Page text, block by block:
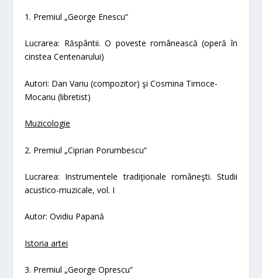
1. Premiul „George Enescu“
Lucrarea: Răspântii. O poveste românească (operă în
cinstea Centenarului)
Autori: Dan Variu (compozitor) şi Cosmina Timoce-
Mocanu (libretist)
Muzicologie
2. Premiul „Ciprian Porumbescu“
Lucrarea: Instrumentele tradiţionale româneşti. Studii
acustico-muzicale, vol. I
Autor: Ovidiu Papană
Istoria artei
3. Premiul „George Oprescu“